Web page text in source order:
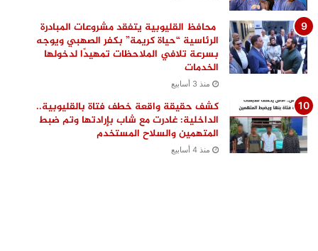
محافظ القليوبية يتفقد مشروعات المبادرة
الرئاسية “حياة كريمة” بكفر الصهبي ويوجه
بسرعة تلافي الملاحظات تمهيدًا لدخولها
الخدمات
منذ 3 أسابيع
كشف حقيقة واقعة خطف فتاة بالقليوبية..
الداخلية: غادرت مع شاب بإرادتها وتم ضبط
المتهمين والسلاح المستخدم
منذ 4 أسابيع